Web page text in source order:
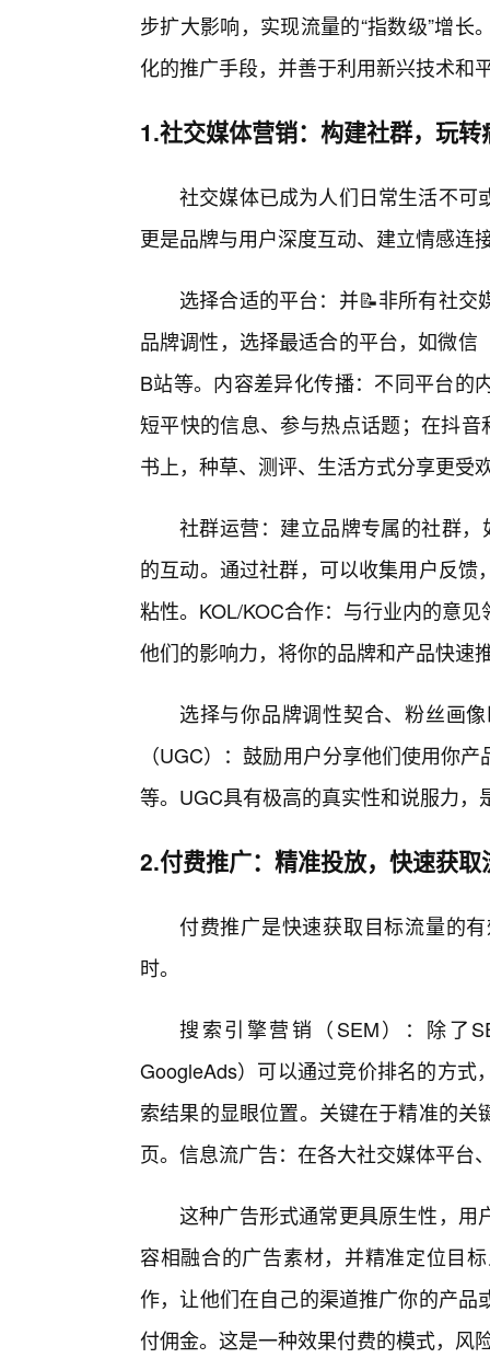
步扩大影响，实现流量的“指数级”增
化的推广手段，并善于利用新兴技术和
1.社交媒体营销：构建社群，玩转
社交媒体已成为人们日常生活不可
更是品牌与用户深度互动、建立情感连
选择合适的平台：并📝非所有社
品牌调性，选择最适合的平台，如微
B站等。内容差异化传播：不同平台的
短平快的信息、参与热点话题；在抖
书上，种草、测评、生活方式分享更受
社群运营：建立品牌专属的社群
的互动。通过社群，可以收集用户反
粘性。KOL/KOC合作：与行业内的意
他们的影响力，将你的品牌和产品快速
选择与你品牌调性契合、粉丝画
（UGC）：鼓励用户分享他们使用你
等。UGC具有极高的真实性和说服力，
2.付费推广：精准投放，快速获取
付费推广是快速获取目标流量的
时。
搜索引擎营销（SEM）：除了
GoogleAds）可以通过竞价排名的方
索结果的显眼位置。关键在于精准的
页。信息流广告：在各大社交媒体平台
这种广告形式通常更具原生性，用
容相融合的广告素材，并精准定位目
作，让他们在自己的渠道推广你的产
付佣金。这是一种效果付费的模式，风